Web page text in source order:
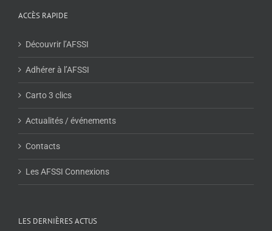
ACCÈS RAPIDE
Découvrir l’AFSSI
Adhérer à l’AFSSI
Carto 3 clics
Actualités / événements
Contacts
Les AFSSI Connexions
LES DERNIÈRES ACTUS